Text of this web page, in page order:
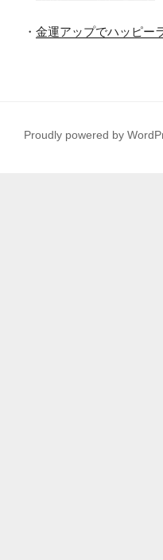
・ 金運アップでハッピー
Proudly powered by